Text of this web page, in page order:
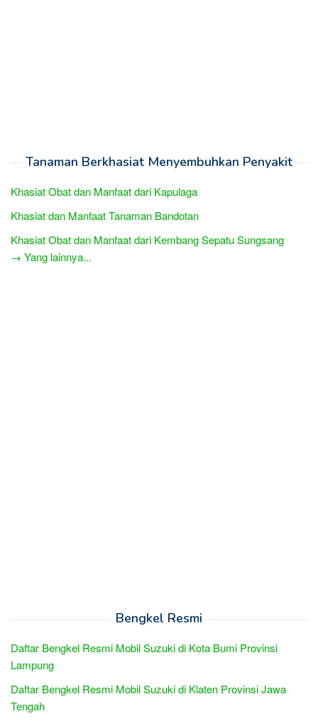
Tanaman Berkhasiat Menyembuhkan Penyakit
Khasiat Obat dan Manfaat dari Kapulaga
Khasiat dan Manfaat Tanaman Bandotan
Khasiat Obat dan Manfaat dari Kembang Sepatu Sungsang
→ Yang lainnya...
Bengkel Resmi
Daftar Bengkel Resmi Mobil Suzuki di Kota Bumi Provinsi
Lampung
Daftar Bengkel Resmi Mobil Suzuki di Klaten Provinsi Jawa
Tengah